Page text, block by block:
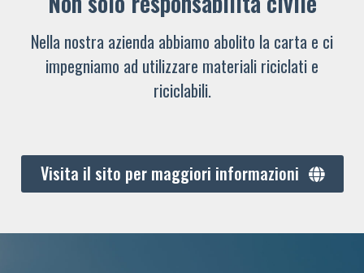
Nella nostra azienda abbiamo abolito la carta e ci
impegniamo ad utilizzare materiali riciclati e
riciclabili.
Visita il sito per maggiori informazioni